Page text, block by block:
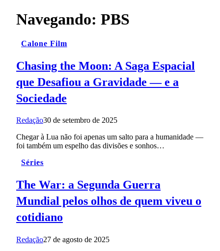
Navegando: PBS
Calone Film
Chasing the Moon: A Saga Espacial
que Desafiou a Gravidade — e a
Sociedade
Redação30 de setembro de 2025
Chegar à Lua não foi apenas um salto para a humanidade —
foi também um espelho das divisões e sonhos…
Séries
The War: a Segunda Guerra
Mundial pelos olhos de quem viveu o
cotidiano
Redação27 de agosto de 2025